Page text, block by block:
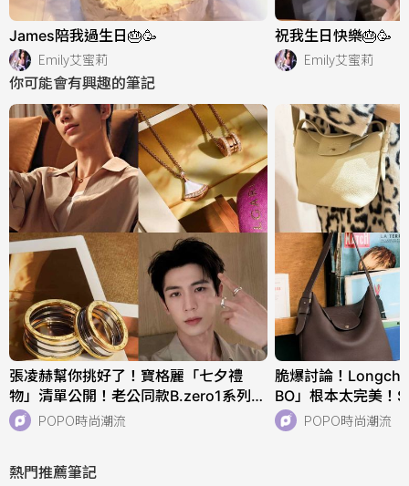
James陪我過生日🎂🥳
Emily艾蜜莉
祝我生日快樂🎂🥳
Emily艾蜜莉
你可能會有興趣的筆記
張凌赫幫你挑好了！寶格麗「七夕禮
物」清單公開！老公同款B.zero1系列、
核桃們必收！
POPO時尚潮流
脆爆討論！
BO」根本太完美！
快衝店上試揹！
POPO時尚潮流
熱門推薦筆記